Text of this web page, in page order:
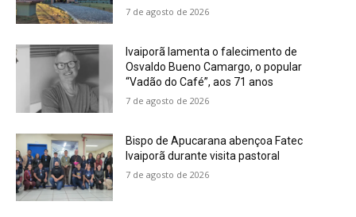
7 de agosto de 2026
Ivaiporã lamenta o falecimento de
Osvaldo Bueno Camargo, o popular
“Vadão do Café”, aos 71 anos
7 de agosto de 2026
Bispo de Apucarana abençoa Fatec
Ivaiporã durante visita pastoral
7 de agosto de 2026